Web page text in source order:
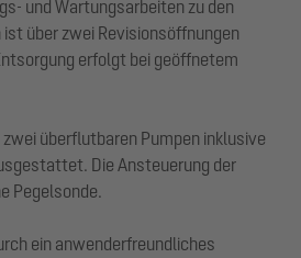
und Wartungsarbeiten zu den
über zwei Revisionsöffnungen
erfolgt bei geöffnetem
überflutbaren Pumpen inklusive
Die Ansteuerung der
Pegelsonde.
ein anwenderfreundliches